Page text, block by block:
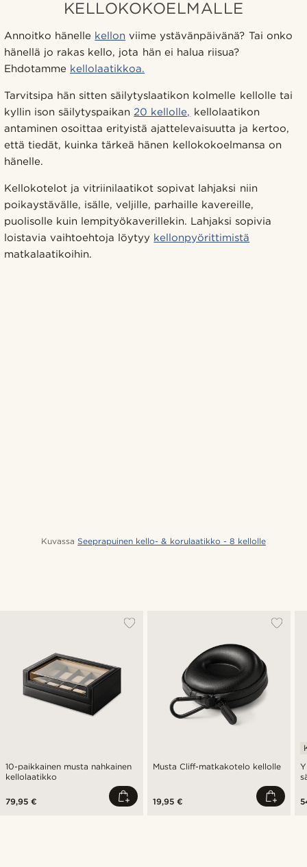
KELLOKOKOELMALLE
Annoitko hänelle kellon viime ystävänpäivänä? Tai onko
hänellä jo rakas kello, jota hän ei halua riisua?
Ehdotamme kellolaatikkoa.
Tarvitsipa hän sitten säilytyslaatikon kolmelle kellolle tai
kyllin ison säilytyspaikan20 kellolle, kellolaatikon
antaminen osoittaa erityistä ajattelevaisuutta ja kertoo,
että tiedät, kuinka tärkeä hänen kellokokoelmansa on
hänelle.
Kellokotelot ja vitriinilaatikot sopivat lahjaksi niin
poikaystävälle, isälle, veljille, parhaille kavereille,
puolisolle kuin lempityökaverillekin. Lahjaksi sopivia
loistavia vaihtoehtoja löytyy kellonpyörittimistä
matkalaatikoihin.
Kuvassa Seeprapuinen kello- & korulaatikko - 8 kellolle
10-paikkainen musta nahkainen
kellolaatikko
79,95 €
Musta Cliff-matkakotelo kellolle
19,95 €